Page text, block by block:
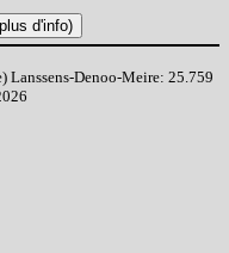
Lanssens-Denoo-Meire: 25.759